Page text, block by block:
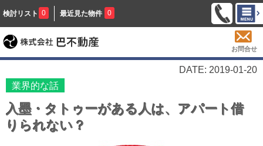
検討リスト 0 最近見た物件 0
お問合せ
DATE: 2019-01-20
業界的な話
入墨・タトゥーがある人は、アパート借
りられない？